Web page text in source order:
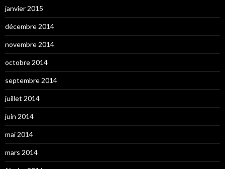
janvier 2015
décembre 2014
novembre 2014
octobre 2014
septembre 2014
juillet 2014
juin 2014
mai 2014
mars 2014